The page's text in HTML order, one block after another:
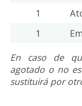
1
1
En caso de
agotado o no
sustituirá por